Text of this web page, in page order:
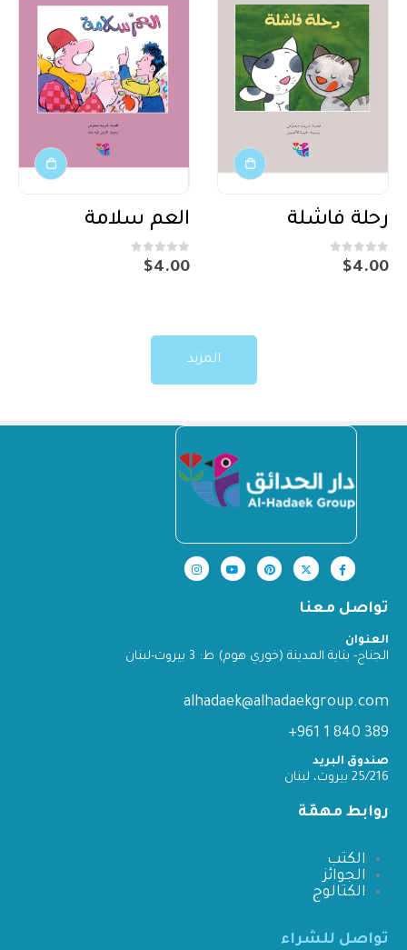
رحلة فاشلة
0
out of 5
$4.00
العم سلامة
0
out of 5
$4.00
المزيد
تواصل معنا
العنوان
الجناح- بناية المدينة (خوري هوم) ط: 3 بيروت-لبنان
alhadaek@alhadaekgroup.com
389 840 1 961+
صندوق البريد
25/216 بيروت، لبنان
روابط مهمّة
الكتب
الجوائز
الكتالوج
تواصل للشراء